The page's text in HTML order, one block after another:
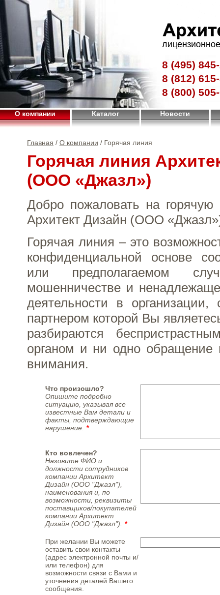
8 (495)
8 (812)
8 (800)
О компании Каталог Новости
Главная / О компании / Горячая линия
Горячая линия
(ООО «Джазл»)
Добро пожаловать на
Архитект Дизайн (ООО
Горячая линия – это
конфиденциальной основе
или предполагаемом
мошенничестве и
деятельности в организации,
партнером которой Вы
разбираются
органом и ни одно обращение
внимания.
Что произошло?
Опишите подробно
ситуацию, указывая все
известные Вам детали и
факты, подтверждающие
нарушение. *
Кто вовлечен?
Назовите ФИО и
должности сотрудников
компании Архитект
Дизайн (ООО "Джазл"),
наименования и, по
возможности, реквизиты
поставщиков/покупателей
компании Архитект
Дизайн (ООО "Джазл").
*
При желании Вы можете
оставить свои контакты
(адрес электронной почты и/
или телефон) для
возможности связи с Вами и
уточнения деталей Вашего
сообщения.